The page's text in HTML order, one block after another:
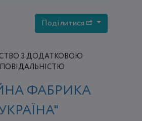
Поділитися
З ДОДАТКОВОЮ
ФАБРИКА